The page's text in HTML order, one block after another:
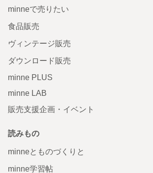
minneで売りたい
食品販売
ヴィンテージ販売
ダウンロード販売
minne PLUS
minne LAB
販売支援企画・イベント
読みもの
minneとものづくりと
minne学習帖